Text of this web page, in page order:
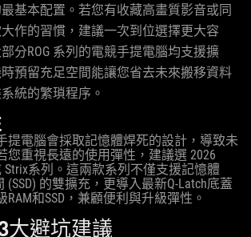
基本配置。若您有收藏高畫質影音或同
作的習慣，建議一次到位選擇更大容
分ROG 系列的電競手提電腦均支援擴
預留充足空間能讓您省去未來搬移資料
統的繁瑣程序。
提電腦會採取記憶體焊死的設計，導致未
您重視長遠的使用彈性，建議選 2026
Strix系列。這兩款系列不僅支援記憶體
(SSD) 的雙擴充，更導入最新Q-Latch底蓋
和SSD，兼顧便利與升級彈性。
大避坑建議